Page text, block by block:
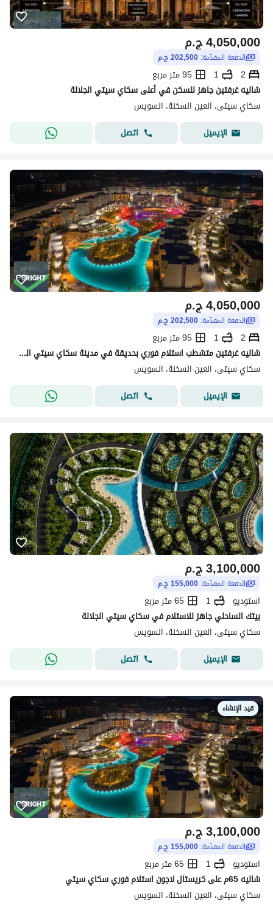
ج.م4,050,000
الدفعة المقدّمة: 202,500 ج.م
2
1
95 متر مربع
شاليه غرفتين جاهز للسكن في أعلى سكاي سيتي الجلالة
سكاي سيتى، العين السخنة، السويس
الإيميل
اتصل
ج.م4,050,000
الدفعة المقدّمة: 202,500 ج.م
2
1
95 متر مربع
شاليه غرفتين متشطب استلام فوري بحديقة في مدينة سكاي سيتي الجلالة
سكاي سيتى، العين السخنة، السويس
الإيميل
اتصل
ج.م3,100,000
الدفعة المقدّمة: 155,000 ج.م
استوديو 1
65 متر مربع
بيتك الساحلي جاهز للاستلام في سكاي سيتي الجلالة
سكاي سيتى، العين السخنة، السويس
الإيميل
اتصل
قيد الإنشاء
ج.م3,100,000
الدفعة المقدّمة: 155,000 ج.م
استوديو 1
65 متر مربع
شاليه 65م على كريستال لاجون استلام فوري سكاي سيتي
سكاي سيتى، العين السخنة، السويس